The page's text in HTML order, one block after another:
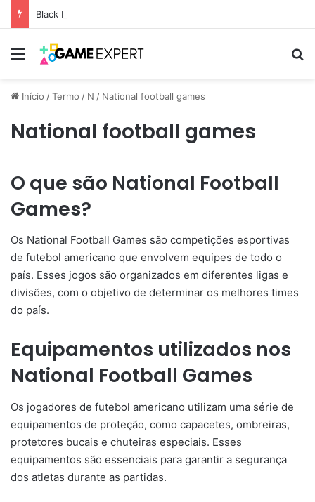
Black Friday: descontos incríveis em eletrônicos
Menu
Início /Termo / N / National football games
National football games
O que são National Football
Games?
Os National Football Games são competições esportivas
de futebol americano que envolvem equipes de todo o
país. Esses jogos são organizados em diferentes ligas e
divisões, com o objetivo de determinar os melhores times
do país.
Equipamentos utilizados nos
National Football Games
Os jogadores de futebol americano utilizam uma série de
equipamentos de proteção, como capacetes, ombreiras,
protetores bucais e chuteiras especiais. Esses
equipamentos são essenciais para garantir a segurança
dos atletas durante as partidas.